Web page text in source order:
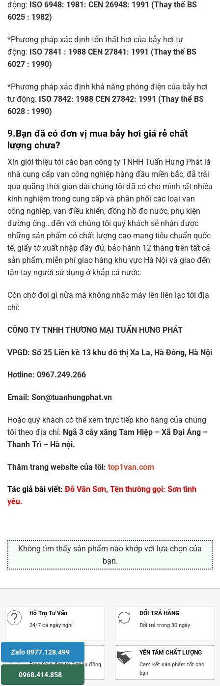
động: ISO 6948: 1981: CEN 26948: 1991 (Thay thế BS
6025 : 1982)
*Phương pháp xác định tổn thất hơi của bẫy hơi tự
động: ISO 7841 : 1988 CEN 27841: 1991 (Thay thế BS
6027 : 1990)
*Phương pháp xác định khả năng phóng điện của bẫy hơi
tự động: ISO 7842: 1988 CEN 27842: 1991 (Thay thế BS
6028 : 1990)
9.Bạn đã có đơn vị mua bẫy hơi giá rẻ chất
lượng chưa?
Xin giới thiệu tới các bạn công ty TNHH Tuấn Hưng Phát là
nhà cung cấp van công nghiệp hàng đầu miền bắc, đã trãi
qua quãng thời gian dài chúng tôi đã có cho mình rất nhiều
kinh nghiệm trong cung cấp và phân phối các loại van
công nghiệp, van điều khiển, đồng hồ đo nước, phụ kiện
đường ống…đến với chúng tôi quý khách sẽ nhận được
những sản phẩm có chất lượng cao mang tiêu chuẩn quốc
tế, giấy tờ xuất nhập đầy đủ, bảo hành 12 tháng trên tất cả
sản phẩm, miễn phí giao hàng khu vực Hà Nội và giao đến
tận tay người sử dụng ở khắp cả nước.
Còn chờ đợi gì nữa mà không nhấc máy lên liên lạc tới địa
chỉ:
CÔNG TY TNHH THƯƠNG MẠI TUẤN HƯNG PHÁT
VPGD: Số 25 Liền kề 13 khu đô thị Xa La, Hà Đông, Hà Nội
Hotline: 0967.249.266
Email: Son@tuanhungphat.vn
Hoặc quý khách có thể xem trực tiếp kho hàng của chúng
tôi theo địa chỉ: Ngã 3 cây xăng Tam Hiệp – Xã Đại Áng –
Thanh Trì – Hà nội.
Thăm trang website của tôi: top1van.com
Tác giả bài viết: Đỗ Văn Sơn, Tên thường gọi: Sơn tình
yêu.
Không tìm thấy sản phẩm nào khớp với lựa chọn của
bạn.
Hỗ Trợ Tư Vấn
24/7 cả ngày nghỉ
ĐỔI TRẢ HÀNG
Đổi trả trong 30 ngày
GH NHANH CHÓNG
Free Ship đơn từ 2 triệu đồng
YÊN TÂM CHẤT LƯỢNG
Cam kết sản phẩm tốt cho
bạn
Zalo 0977.128.499
0968.414.858